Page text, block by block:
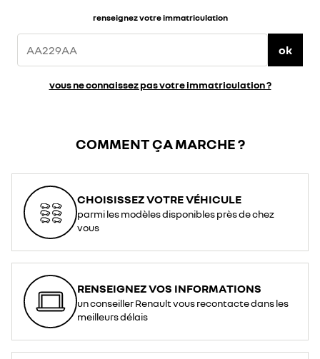
renseignez votre immatriculation
ok
vous ne connaissez pas votre immatriculation ?
COMMENT ÇA MARCHE ?
CHOISISSEZ VOTRE VÉHICULE
parmi les modèles disponibles près de chez
vous
RENSEIGNEZ VOS INFORMATIONS
un conseiller Renault vous recontacte dans les
meilleurs délais